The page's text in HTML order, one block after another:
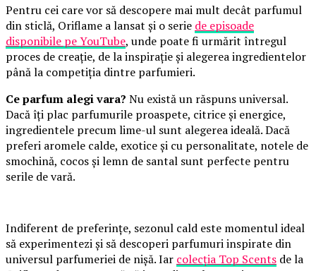
Pentru cei care vor să descopere mai mult decât parfumul
din sticlă, Oriflame a lansat și o serie de episoade
disponibile pe YouTube, unde poate fi urmărit întregul
proces de creație, de la inspirație și alegerea ingredientelor
până la competiția dintre parfumieri.
Ce parfum alegi vara? Nu există un răspuns universal.
Dacă îți plac parfumurile proaspete, citrice și energice,
ingredientele precum lime-ul sunt alegerea ideală. Dacă
preferi aromele calde, exotice și cu personalitate, notele de
smochină, cocos și lemn de santal sunt perfecte pentru
serile de vară.
Indiferent de preferințe, sezonul cald este momentul ideal
să experimentezi și să descoperi parfumuri inspirate din
universul parfumeriei de nișă. Iar colecția Top Scents de la